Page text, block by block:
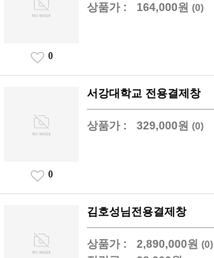
상품가 : 164,000원 (0)
0
서강대학교 전용결제창
상품가 : 329,000원 (0)
0
김호성님전용결제창
상품가 : 2,890,000원 (0)